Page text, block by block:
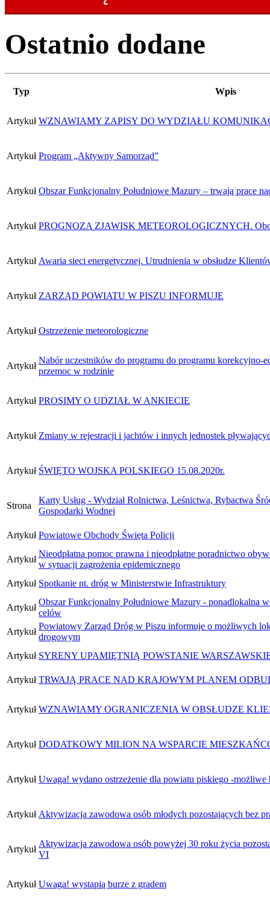
Ostatnio dodane
Typ Wpis
Artykuł WZNAWIAMY ZAPISY DO WYDZIAŁU
Artykuł Program „Aktywny Samorząd”
Artykuł Obszar Funkcjonalny Południowe Mazury – trwają prace
Artykuł PROGNOZA ZJAWISK METEOROLOGICZNYCH.
Artykuł Awaria sieci energetycznej. Utrudnienia w obsłudze
Artykuł ZARZĄD POWIATU W PISZU INFORMUJE
Artykuł Ostrzeżenie meteorologiczne
Artykuł
Nabór uczestników do programu do programu korekcyjno-
przemoc w rodzinie
Artykuł PROSIMY O UDZIAŁ W ANKIECIE
Artykuł Zmiany w rejestracji i jachtów i innych jednostek
Artykuł ŚWIĘTO WOJSKA POLSKIEGO 15.08.2020r.
Strona
Karty Usług - Wydział Rolnictwa, Leśnictwa, Rybactwa
Gospodarki Wodnej
Artykuł Powiatowe Obchody Święta Policji
Artykuł
Nieodpłatna pomoc prawna i nieodpłatne poradnictwo
w sytuacji zagrożenia epidemicznego
Artykuł Spotkanie nt. dróg w Ministerstwie Infrastruktury
Artykuł
Obszar Funkcjonalny Południowe Mazury - ponadlokalna
celów
Artykuł
Powiatowy Zarząd Dróg w Piszu informuje o możliwych
drogowym
Artykuł SYRENY UPAMIĘTNIĄ POWSTANIE
Artykuł TRWAJĄ PRACE NAD KRAJOWYM PLANEM
Artykuł WZNAWIAMY OGRANICZENIA W OBSŁUDZE
Artykuł DODATKOWY MILION NA WSPARCIE
Artykuł Uwaga! wydano ostrzeżenie dla powiatu piskiego -możliwe
Artykuł Aktywizacja zawodowa osób młodych pozostających bez
Artykuł
Aktywizacja zawodowa osób powyżej 30 roku życia
VI
Artykuł Uwaga! wystapią burze z gradem